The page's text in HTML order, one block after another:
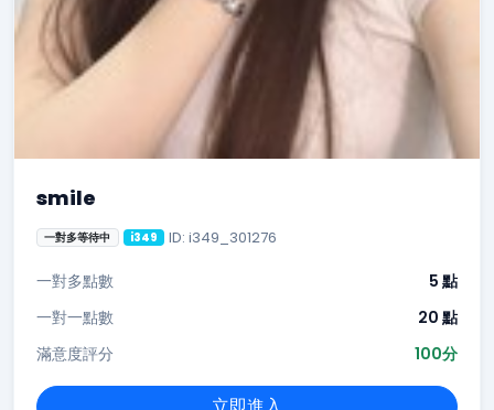
smile
一對多等待中 i349 ID: i349_301276
一對多點數
5 點
一對一點數
20 點
滿意度評分
100分